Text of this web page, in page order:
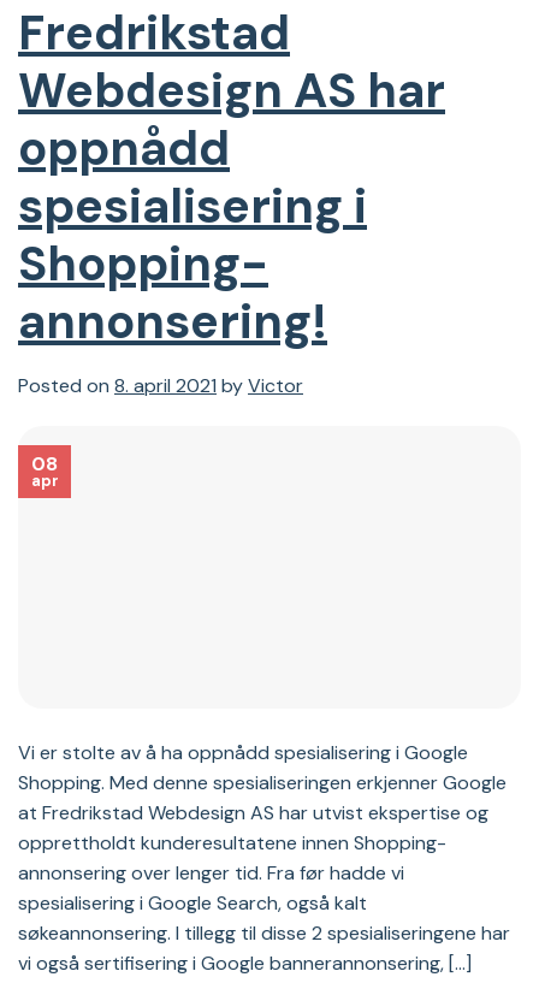
Fredrikstad
Webdesign AS har
oppnådd
spesialisering i
Shopping-
annonsering!
Posted on 8. april 2021 byVictor
08
apr
Vi er stolte av å ha oppnådd spesialisering i Google
Shopping. Med denne spesialiseringen erkjenner Google
at Fredrikstad Webdesign AS har utvist ekspertise og
opprettholdt kunderesultatene innen Shopping-
annonsering over lenger tid. Fra før hadde vi
spesialisering i Google Search, også kalt
søkeannonsering. I tillegg til disse 2 spesialiseringene har
vi også sertifisering i Google bannerannonsering, […]